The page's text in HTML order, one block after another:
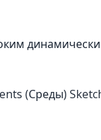
(Среды)